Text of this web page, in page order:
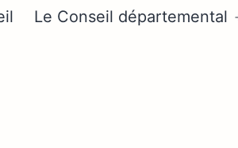
Le Conseil départemental